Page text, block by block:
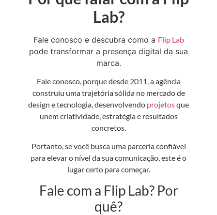
Lab?
Fale conosco e descubra como a Flip Lab
pode transformar a presença digital da sua
marca.
Fale conosco, porque desde 2011, a agência
construiu uma trajetória sólida no mercado de
design e tecnologia, desenvolvendo projetosque
unem criatividade, estratégia e resultados
concretos.
Portanto, se você busca uma parceria confiável
para elevar o nível da sua comunicação, este é o
lugar certo para começar.
Fale com a Flip Lab? Por
quê?